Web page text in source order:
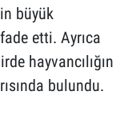
büyük
etti. Ayrıca
hayvancılığın
bulundu.